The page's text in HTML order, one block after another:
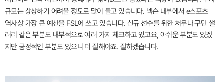
규모는 상상하기 어려울 정도로 많이 들고 있습니다. 넥슨 내부에서 e스포츠
역사상 가장 큰 예산을 FSL에 쓰고 있습니다. 신규 선수를 위한 처우나 구단 샐
러리 같은 부분도 내부적으로 여러 가지 체크하고 있고요, 아쉬운 부분도 있겠
지만 긍정적인 부분도 있으니 더 잘해야죠. 잘하겠습니다.